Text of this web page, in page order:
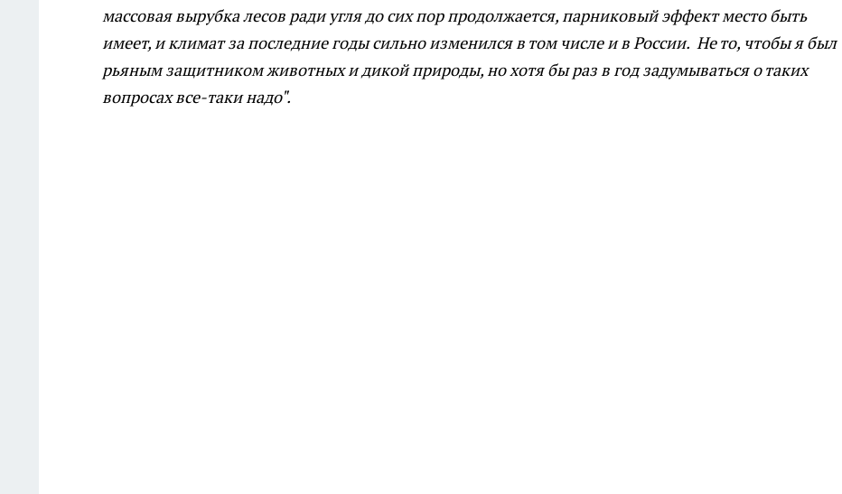
массовая вырубка лесов ради угля до сих пор продолжается, парниковый эффект место быть
имеет, и климат за последние годы сильно изменился в том числе и в России. Не то, чтобы я был
рьяным защитником животных и дикой природы, но хотя бы раз в год задумываться о таких
вопросах все-таки надо".